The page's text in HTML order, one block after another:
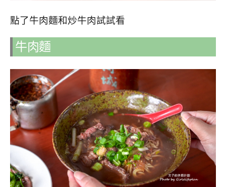
點了牛肉麵和炒牛肉試試看
牛肉麵